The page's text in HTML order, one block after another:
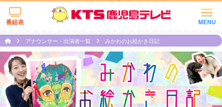
MENU
番組表
アナウンサー・出演者一覧 みかわのお絵かき日記